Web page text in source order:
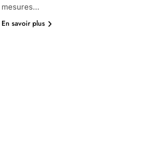
mesures…
En savoir plus